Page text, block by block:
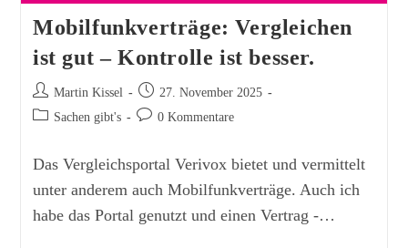
Mobilfunkverträge: Vergleichen
ist gut – Kontrolle ist besser.
Beitrags-
Autor:
Martin Kissel
Beitrag
veröffentlicht:
27. November 2025
Beitrags-
Sachen gibt's
Beitrags-0 Kommentare
Das Vergleichsportal Verivox bietet und vermittelt
unter anderem auch Mobilfunkverträge. Auch ich
habe das Portal genutzt und einen Vertrag -…